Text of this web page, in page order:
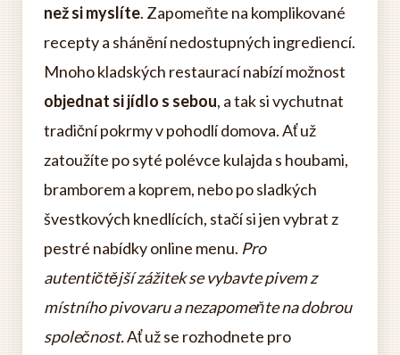
než si myslíte. Zapomeňte na komplikované
recepty a shánění nedostupných ingrediencí.
Mnoho kladských restaurací nabízí možnost
objednat si jídlo s sebou, a tak si vychutnat
tradiční pokrmy v pohodlí domova. Ať už
zatoužíte po syté polévce kulajda s houbami,
bramborem a koprem, nebo po sladkých
švestkových knedlících, stačí si jen vybrat z
pestré nabídky online menu. Pro
autentičtější zážitek se vybavte pivem z
místního pivovaru a nezapomeňte na dobrou
společnost.Ať už se rozhodnete pro